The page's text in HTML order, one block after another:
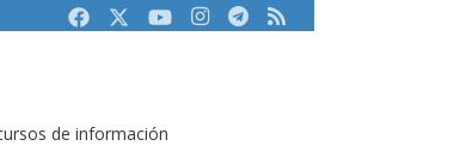
FacebookTwitterYoutubeInstagram
Telegram
RSS
de información